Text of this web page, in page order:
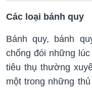
Các loại bánh quy
Bánh quy, bánh
chống đói những
tiêu thụ thường
một trong những